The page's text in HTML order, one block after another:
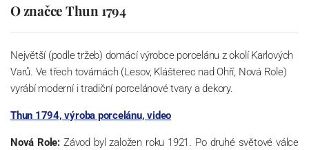
O značce Thun 1794
Největší (podle tržeb) domácí výrobce porcelánu z okolí Karlových
Varů. Ve třech továrnách (Lesov, Klášterec nad Ohří, Nová Role)
vyrábí moderní i tradiční porcelánové tvary a dekory.
Thun 1794, výroba porcelánu, video
Nová Role: Závod byl založen roku 1921. Po druhé světové válce